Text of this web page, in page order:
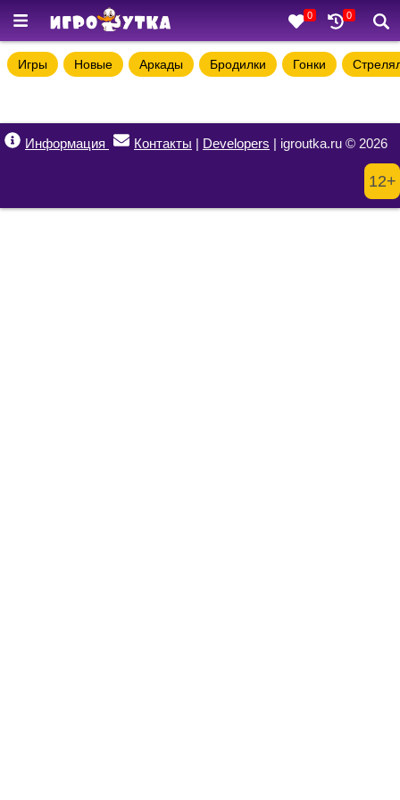
0 0
Игры Новые Аркады Бродилки Гонки
Информация Контакты | Developers | igroutka.ru © 2026
12+